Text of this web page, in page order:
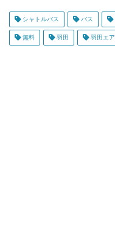
シャトルバス バス
無料 羽田 羽田エア